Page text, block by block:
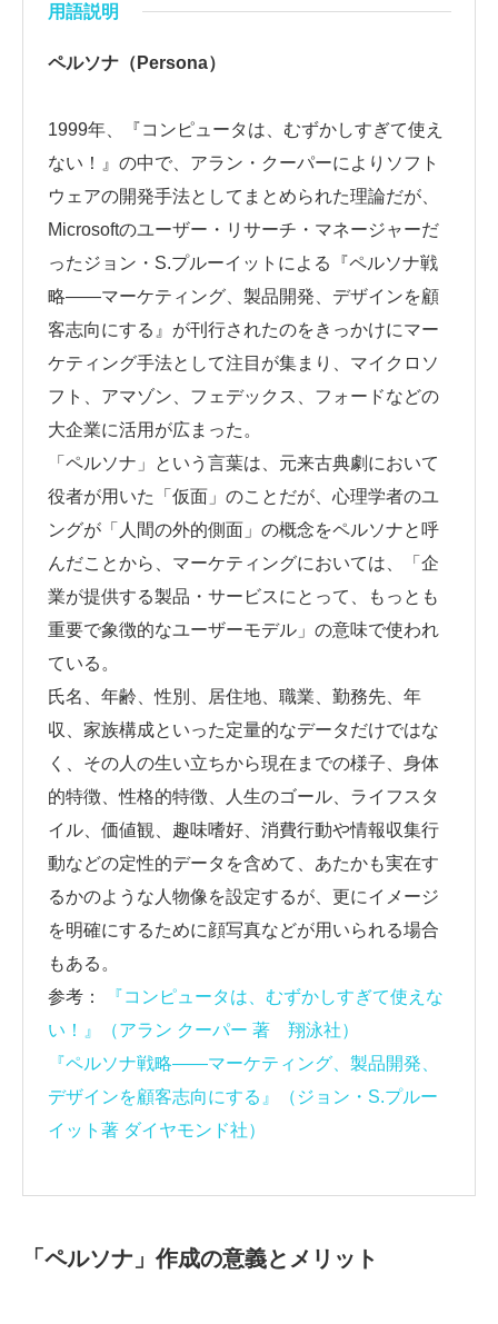
用語説明
ペルソナ（Persona）
1999年、『コンピュータは、むずかしすぎて使え
ない！』の中で、アラン・クーパーによりソフト
ウェアの開発手法としてまとめられた理論だが、
Microsoftのユーザー・リサーチ・マネージャーだ
ったジョン・S.プルーイットによる『ペルソナ戦
略――マーケティング、製品開発、デザインを顧
客志向にする』が刊行されたのをきっかけにマー
ケティング手法として注目が集まり、マイクロソ
フト、アマゾン、フェデックス、フォードなどの
大企業に活用が広まった。
「ペルソナ」という言葉は、元来古典劇において
役者が用いた「仮面」のことだが、心理学者のユ
ングが「人間の外的側面」の概念をペルソナと呼
んだことから、マーケティングにおいては、「企
業が提供する製品・サービスにとって、もっとも
重要で象徴的なユーザーモデル」の意味で使われ
ている。
氏名、年齢、性別、居住地、職業、勤務先、年
収、家族構成といった定量的なデータだけではな
く、その人の生い立ちから現在までの様子、身体
的特徴、性格的特徴、人生のゴール、ライフスタ
イル、価値観、趣味嗜好、消費行動や情報収集行
動などの定性的データを含めて、あたかも実在す
るかのような人物像を設定するが、更にイメージ
を明確にするために顔写真などが用いられる場合
もある。
参考：
『コンピュータは、むずかしすぎて使えな
い！』（アラン クーパー 著 翔泳社）
『ペルソナ戦略――マーケティング、製品開発、
デザインを顧客志向にする』（ジョン・S.プルー
イット著 ダイヤモンド社）
「ペルソナ」作成の意義とメリット